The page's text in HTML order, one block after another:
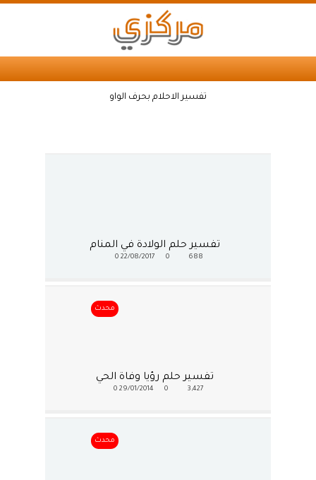
تفسير الاحلام بحرف الواو
تفسير حلم الولادة في المنام
688
0
22/08/2017
0
محدث
تفسير حلم رؤيا وفاة الحي
3,427
29/01/2014
0
محدث